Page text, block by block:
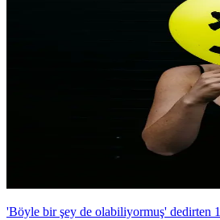
'Böyle bir şey de olabiliyormuş' dedirten